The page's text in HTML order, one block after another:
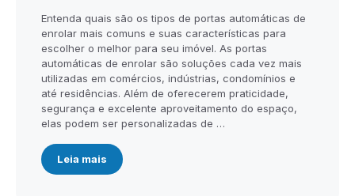
Entenda quais são os tipos de portas automáticas de
enrolar mais comuns e suas características para
escolher o melhor para seu imóvel. As portas
automáticas de enrolar são soluções cada vez mais
utilizadas em comércios, indústrias, condomínios e
até residências. Além de oferecerem praticidade,
segurança e excelente aproveitamento do espaço,
elas podem ser personalizadas de …
Leia mais